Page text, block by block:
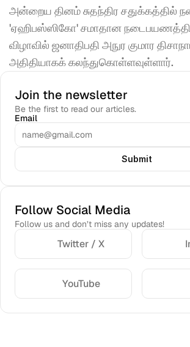
அன்றைய தினம் சுதந்திர சதுக்கத்தில்
'ஏஹிபஸ்ஸிகோ' சமாதான
விழாவில் ஜனாதிபதி அநுர குமார
அதிதியாகக் கலந்துகொள்ளவுள்ளார்.
Join the newsletter
Be the first to read our articles.
Email
Submit
Follow Social Media
Follow us and don’t miss any updates!
Twitter / X
YouTube